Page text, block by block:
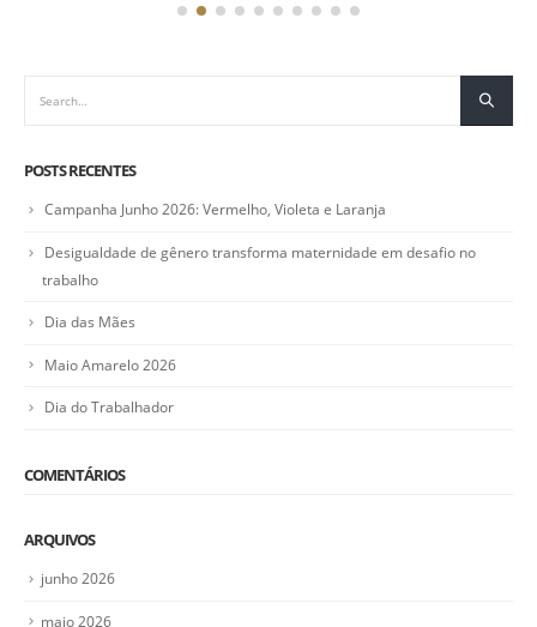
POSTS RECENTES
Campanha Junho 2026: Vermelho, Violeta e Laranja
Desigualdade de gênero transforma maternidade em desafio no
trabalho
Dia das Mães
Maio Amarelo 2026
Dia do Trabalhador
COMENTÁRIOS
ARQUIVOS
junho 2026
maio 2026